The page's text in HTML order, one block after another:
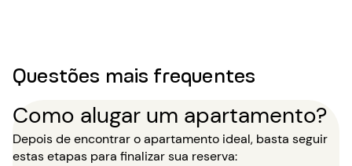
Questões mais frequentes
Como alugar um apartamento?
Depois de encontrar o apartamento ideal, basta seguir
estas etapas para finalizar sua reserva: